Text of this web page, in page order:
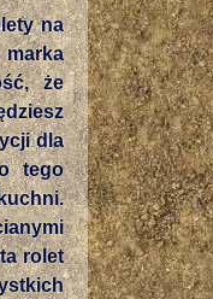
na
że
dla
tego
rolet